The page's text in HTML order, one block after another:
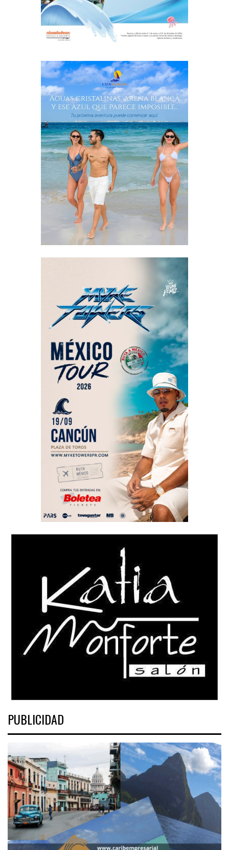
PUBLICIDAD